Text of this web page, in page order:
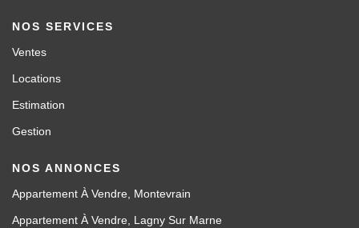
NOS SERVICES
Ventes
Locations
Estimation
Gestion
NOS ANNONCES
Appartement À Vendre, Montevrain
Appartement À Vendre, Lagny Sur Marne